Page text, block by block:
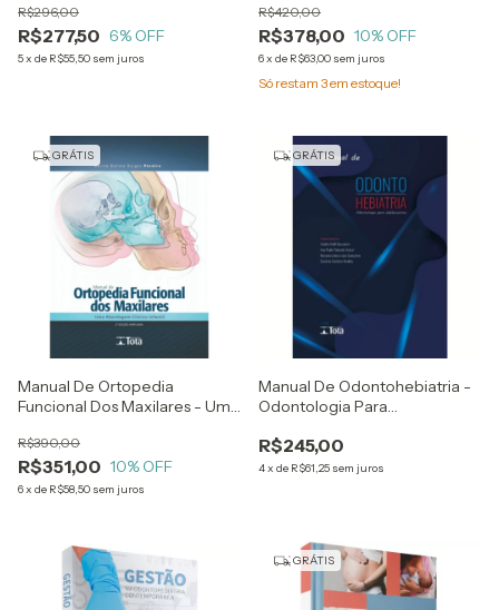
R$277,50
R$296,00
6% OFF
5x de R$55,50 sem juros
Mazzoni e Maria Teresa Cera
Sanches
R$378,00
R$420,00
10% OFF
6x de R$63,00 sem juros
Só restam 3em estoque!
GRÁTIS
Manual De Ortopedia
Funcional Dos Maxilares - Uma
R$351,00
R$390,00
10% OFF
6x de R$58,50 sem juros
GRÁTIS
Manual De Odontohebiatria -
Odontologia Para
Bussadori, Ana Paula Taboada
Sobral, Marcela Leticia Leal
R$245,00
4x de R$61,25 sem juros
GRÁTIS